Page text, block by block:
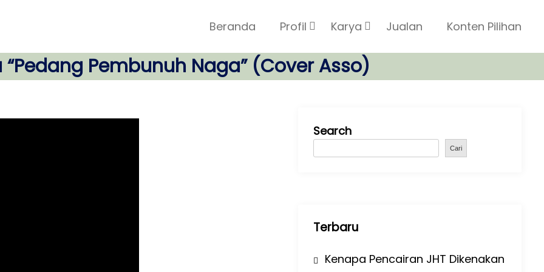
Beranda Profil Karya Jualan Konten Pilihan
“Pedang Pembunuh Naga” (Cover Asso)
Search
Cari
Terbaru
Kenapa Pencairan JHT Dikenakan